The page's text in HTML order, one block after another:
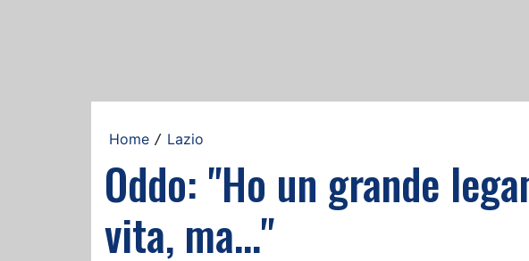
Home / Lazio
Oddo: "Ho un grande
vita, ma…"